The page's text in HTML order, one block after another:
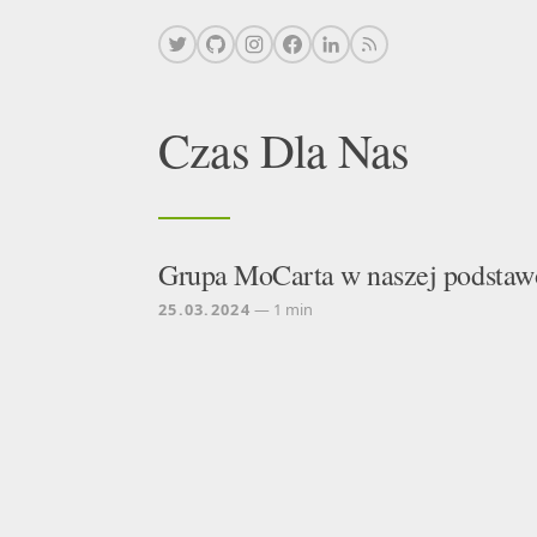
Czas Dla Nas
Grupa MoCarta w naszej
25.03.2024 — 1 min